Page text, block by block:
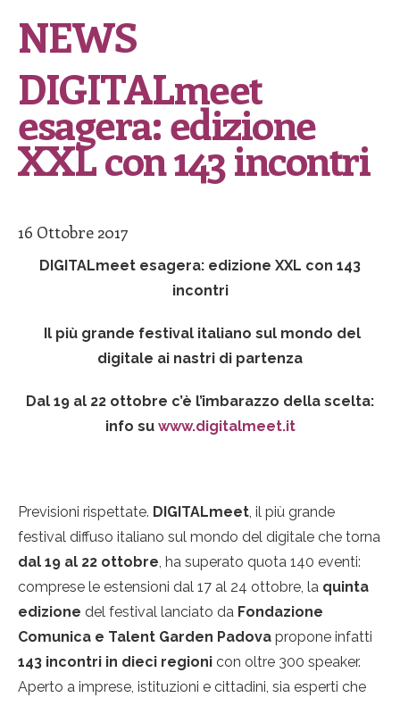
NEWS
DIGITALmeet
esagera: edizione
XXL con 143 incontri
16 Ottobre 2017
DIGITALmeet esagera: edizione XXL con 143
incontri
Il più grande festival italiano sul mondo del
digitale ai nastri di partenza
Dal 19 al 22 ottobre c’è l’imbarazzo della scelta:
info su www.digitalmeet.it
Previsioni rispettate. DIGITALmeet, il più grande
festival diffuso italiano sul mondo del digitale che torna
dal 19 al 22 ottobre, ha superato quota 140 eventi:
comprese le estensioni dal 17 al 24 ottobre, la quinta
edizione del festival lanciato da Fondazione
Comunica e Talent Garden Padova propone infatti
143 incontri in dieci regioni con oltre 300 speaker.
Aperto a imprese, istituzioni e cittadini, sia esperti che